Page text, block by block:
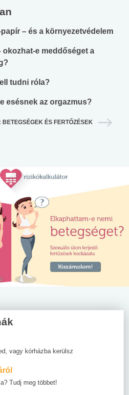
– és a környezetvédelem
okozhat-e meddőséget a
tudni róla?
esésnek az orgazmus?
ÉS FERTŐZÉSEK
vagy kórházba kerülsz
Tudj meg többet!